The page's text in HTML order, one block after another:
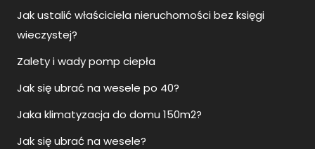
Jak ustalić właściciela nieruchomości bez księgi
wieczystej?
Zalety i wady pomp ciepła
Jak się ubrać na wesele po 40?
Jaka klimatyzacja do domu 150m2?
Jak się ubrać na wesele?